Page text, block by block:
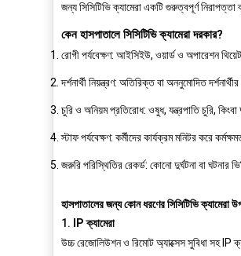
জন্য সিসিটিভি ক্যামেরা একটি গুরুত্বপূর্ণ
কেন হাসপাতালে সিসিটিভি ক্যামেরা দরকার?
রোগী পর্যবেক্ষণ: আইসিইউ, ওয়ার্ড ও অপারেশন
দর্শনার্থী নিয়ন্ত্রণ: অতিরিক্ত বা অননুমোদিত দর্শনার্থীর
চুরি ও অনিয়ম প্রতিরোধ: ওষুধ, যন্ত্রপাতি চুরি,
স্টাফ পর্যবেক্ষণ: কর্মীদের কার্যক্রম মনিটর করে
জরুরি পরিস্থিতির রেকর্ড: কোনো দুর্ঘটনা বা ঘটনার
হাসপাতালের জন্য কোন ধরণের সিসিটিভি ক্যামেরা
1.
IP ক্যামেরা
উচ্চ রেজোলিউশন ও রিমোট অ্যাক্সেস সুবিধা সহ IP